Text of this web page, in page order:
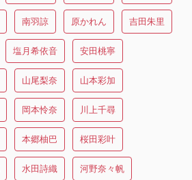
南羽諒 原かれん 吉田朱里
塩月希依音 安田桃寧
山尾梨奈 山本彩加
岡本怜奈 川上千尋
本郷柚巴 桜田彩叶
水田詩織 河野奈々帆